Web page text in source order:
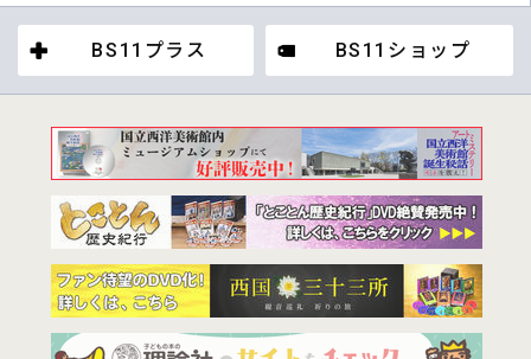
BS11プラス BS11ショップ